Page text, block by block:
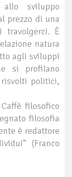
sviluppo
prezzo di una
travolgerci. È
natura
agli sviluppi
si profilano
risvolti politici,
filosofico
filosofia
è redattore
(Franco